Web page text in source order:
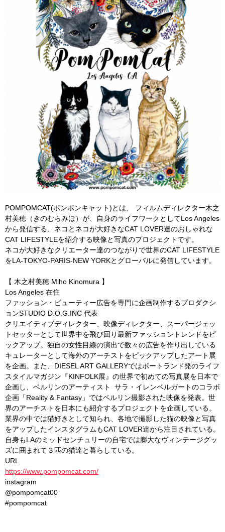
POMPOMCAT(ポンポンキャット)とは、 フィルムディレクター木之
村美穂（きのむらみほ）が、自身のライフワークとしてLos Angeles
から発信する、ネコとネコが大好きなCAT LOVER達のおしゃれな
CAT LIFESTYLEを紹介する映像と写真のプロジェクトです。
ネコが大好きなクリエーター達のつながりで世界のCAT LIFESTYLE
をLA-TOKYO-PARIS-NEW YORKとグローバルに発信しています。
【 木之村美穂 Miho Kinomura 】
Los Angeles 在住
ファッション・ビューティー広告を専門に企画制作するプロダクシ
ョンSTUDIO D.O.G.INC 代表
クリエイティブディレクター、映像ディレクター、スーパージェッ
トセッターとして世界中を飛び回り最新ファッショントレンドをピ
ックアップ。独自の女性目線の演出で数々の広告を作り出している
キュレーターとして海外のアーチストをピックアップしたアート展
を企画。また、DIESEL ART GALLERYではポートランド発のライフ
スタイルマガジン『KINFOLK展』の世界で初めての写真展を日本で
企画し、ベルリンのアーティスト サラ・イレンベルガートのコラボ
企画「Reality & Fantasy」ではベルリン撮影された映像を発表。世
界のアーチストを日本にも紹介するプロジェクトを企画している。
業界の中では猫好きとして知られ、各地で撮影した猫の映像と写真
をアップしたインスタグラムもCAT LOVER達から注目されている。
自身もLAのミッドセンチュリーの自宅では膨大なヴィンテージグッ
ズに囲まれて３匹の猫達と暮らしている。
URL
https://www.pompomcat.com/
instagram
@pompomcat00
#pompomcat